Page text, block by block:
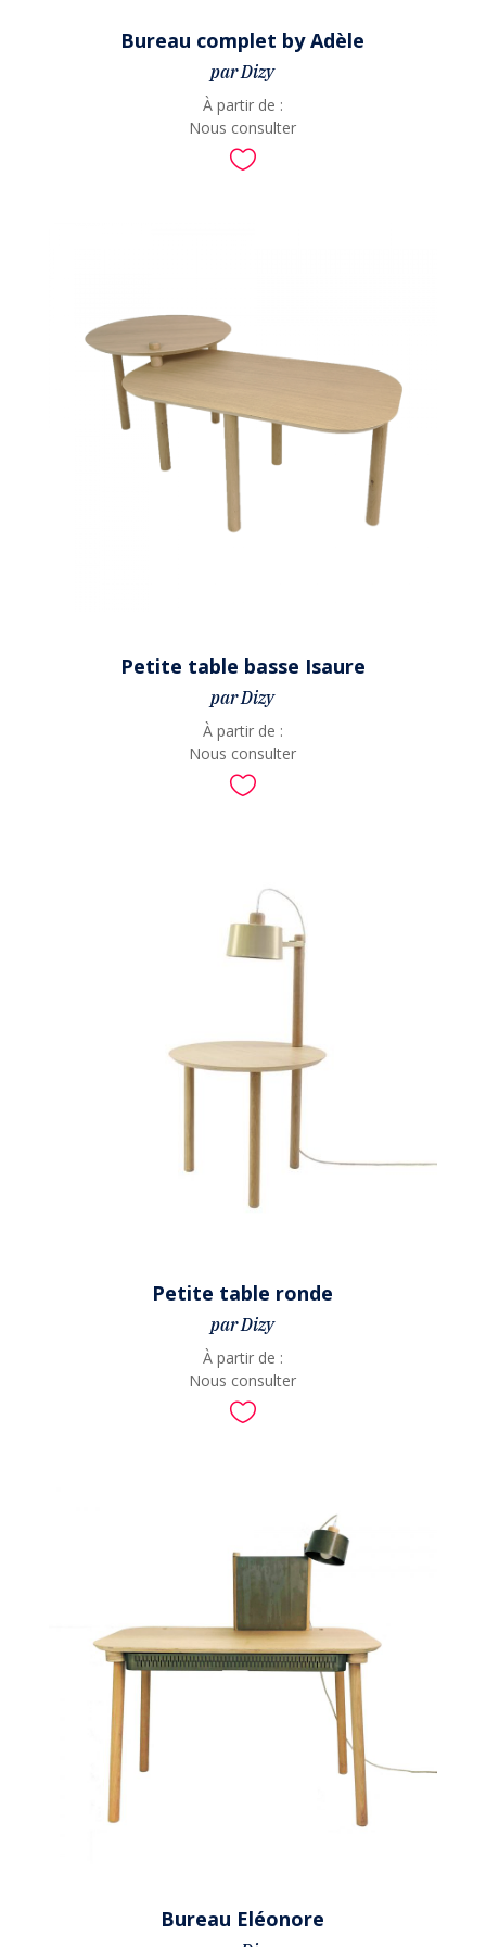
Bureau complet by Adèle
par Dizy
À partir de :
Nous consulter

Petite table basse Isaure
par Dizy
À partir de :
Nous consulter

Petite table ronde
par Dizy
À partir de :
Nous consulter

Bureau Eléonore